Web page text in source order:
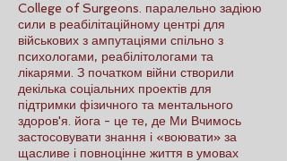
College of Surgeons. паралельно задіюю
сили в реабілітаційному центрі для
військових з ампутаціями спільно з
психологами, реабілітологами та
лікарями. З початком війни створили
декілька соціальних проектів для
підтримки фізичного та ментального
здоров'я. йога - це те, де Ми Вчимось
застосовувати знання і «воювати» за
щасливе і повноцінне життя в умовах